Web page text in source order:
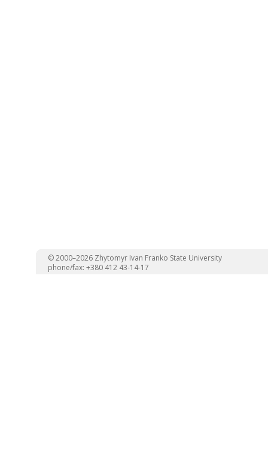
© 2000–2026 Zhytomyr Ivan Franko State University
phone/fax: +380 412 43-14-17